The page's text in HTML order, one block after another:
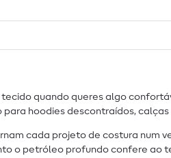
tecido quando queres algo
hoodies descontraídos,
cada projeto de costura num
o petróleo profundo confere ao